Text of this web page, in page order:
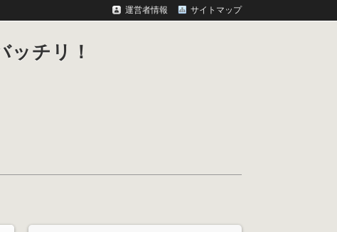
運営者情報 サイトマップ
チリ！